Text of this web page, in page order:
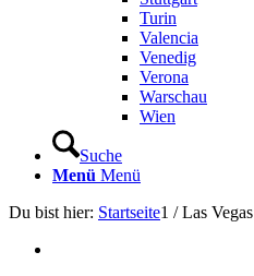
Turin
Valencia
Venedig
Verona
Warschau
Wien
Suche
Menü Menü
Du bist hier: Startseite1 / Las Vegas